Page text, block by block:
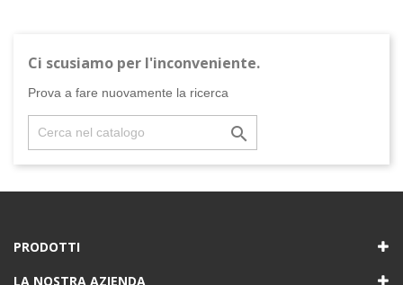
Ci scusiamo per l'inconveniente.
Prova a fare nuovamente la ricerca

PRODOTTI
LA NOSTRA AZIENDA